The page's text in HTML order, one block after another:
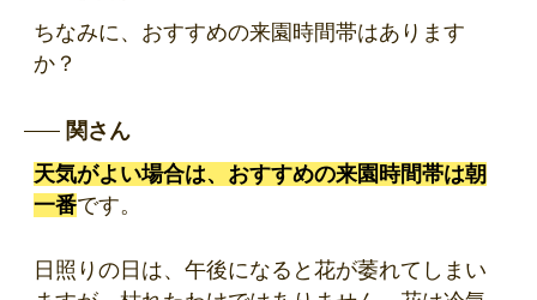
ちなみに、おすすめの来園時間帯はあります
か？
関さん
天気がよい場合は、おすすめの来園時間帯は朝
一番です。
日照りの日は、午後になると花が萎れてしまい